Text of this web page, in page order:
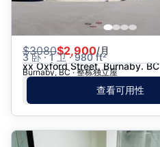
$3080$2,900/月
3 卧 · 1 卫 · 980 ft²
xx Oxford Street, Burnaby. BC
Burnaby, BC · 整栋独立屋
查看可用性